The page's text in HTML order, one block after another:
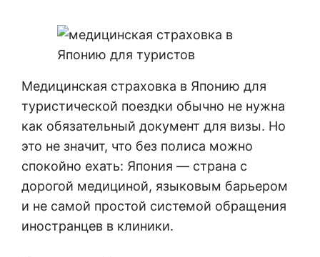
Медицинская страховка в Японию для
туристической поездки обычно не нужна
как обязательный документ для визы. Но
это не значит, что без полиса можно
спокойно ехать: Япония — страна с
дорогой медициной, языковым барьером
и не самой простой системой обращения
иностранцев в клиники.